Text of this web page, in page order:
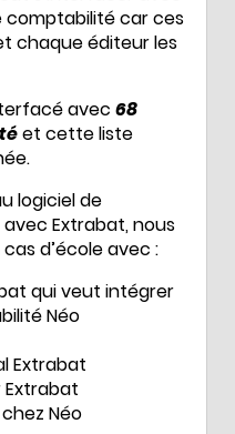
comptabilité car ces
chaque éditeur les
avec 68
et cette liste
logiciel de
Extrabat, nous
d’école avec :
qui veut intégrer
Néo
Extrabat
Extrabat
Néo